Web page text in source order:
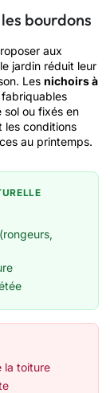
bourdons
aux
jardin réduit leur
Les nichoirs à
sol ou fixés en
les conditions
au printemps.
la toiture